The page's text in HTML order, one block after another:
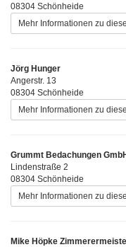
08304 Schönheide
Mehr Informationen zu
Jörg Hunger
Angerstr. 13
08304 Schönheide
Mehr Informationen zu
Grummt Bedachungen
Lindenstraße 2
08304 Schönheide
Mehr Informationen zu
Mike Höpke